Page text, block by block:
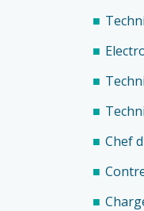
Chef